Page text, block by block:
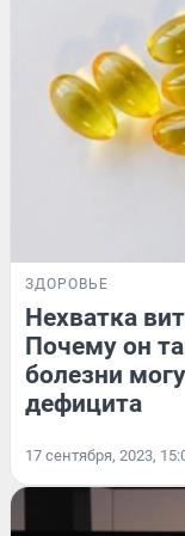
ЗДОРОВЬЕ
Нехватка
Почему он
болезни
дефицита
17 сентября, 2023,